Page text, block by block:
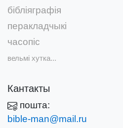
бібліяграфія
перакладчыкі
часопіс
вельмі хутка...
Кантакты
пошта:
bible-man@mail.ru